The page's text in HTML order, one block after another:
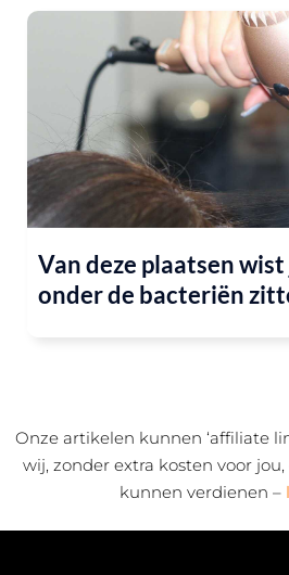
Van deze plaatsen
onder de bacteriën
Onze artikelen kunnen ‘affiliate
wij, zonder extra kosten voor
kunnen verdienen –